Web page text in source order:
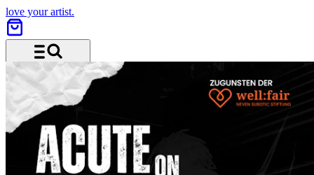
love your artist.
Menü und Suche